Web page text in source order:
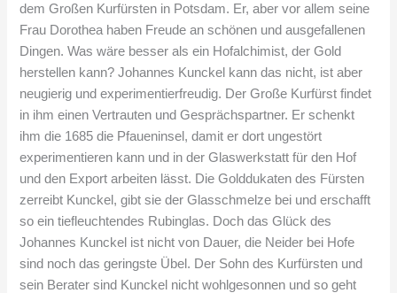
dem Großen Kurfürsten in Potsdam. Er, aber vor allem seine
Frau Dorothea haben Freude an schönen und ausgefallenen
Dingen. Was wäre besser als ein Hofalchimist, der Gold
herstellen kann? Johannes Kunckel kann das nicht, ist aber
neugierig und experimentierfreudig. Der Große Kurfürst findet
in ihm einen Vertrauten und Gesprächspartner. Er schenkt
ihm die 1685 die Pfaueninsel, damit er dort ungestört
experimentieren kann und in der Glaswerkstatt für den Hof
und den Export arbeiten lässt. Die Golddukaten des Fürsten
zerreibt Kunckel, gibt sie der Glasschmelze bei und erschafft
so ein tiefleuchtendes Rubinglas. Doch das Glück des
Johannes Kunckel ist nicht von Dauer, die Neider bei Hofe
sind noch das geringste Übel. Der Sohn des Kurfürsten und
sein Berater sind Kunckel nicht wohlgesonnen und so geht